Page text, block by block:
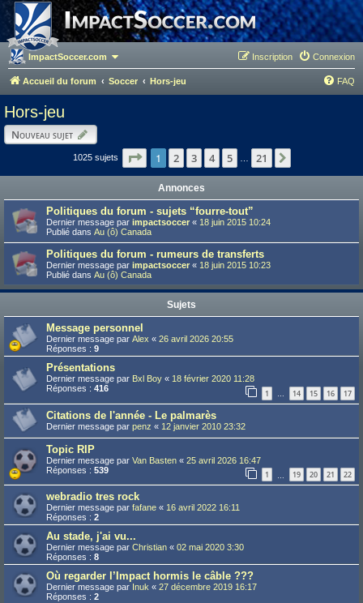
ImpactSoccer.com Connexion
Inscription
Accueil du forum Soccer Hors-jeu FAQ
Hors-jeu
Nouveau sujet
1025 sujets Page sur 21
1 2 3 4 5 21
Annonces
Politiques du forum - sujets “fourre-tout”
Dernier message par impactsoccer « 18 juin 2015 10:24
Publié dans Au (ô) Canada
Politiques du forum - rumeurs de transferts
Dernier message par impactsoccer « 18 juin 2015 10:23
Publié dans Au (ô) Canada
Sujets
Message personnel
Dernier message par Alex « 26 avril 2026 20:55
Réponses : 9
Présentations
Dernier message par Bxl Boy « 18 février 2020 11:28
Réponses : 416 1 … 14 15 16 17
Citations de l'année - Le palmarès
Dernier message par penz « 12 janvier 2010 23:32
Topic RIP
Dernier message par Van Basten « 25 avril 2026 16:47
Réponses : 539 1 19 20 21 22
webradio tres rock
Dernier message par fafane « 16 avril 2022 16:11
Réponses : 2
Au stade, j'ai vu...
Dernier message par Christian « 02 mai 2020 3:30
Réponses : 8
Où regarder l’Impact hormis le câble ???
Dernier message par Inuk « 27 décembre 2019 16:17
Réponses : 2